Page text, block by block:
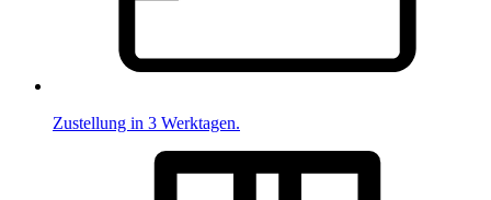
Zustellung in 3 Werktagen.